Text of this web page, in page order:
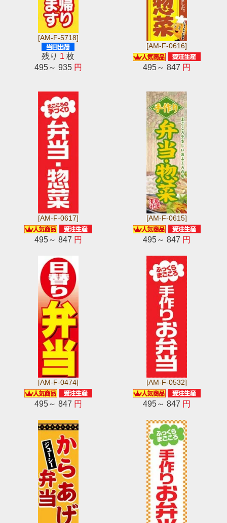
[AM-F-5718]
残り 1 枚
495～ 935 円
[AM-F-0616]
495～ 847 円
[AM-F-0617]
495～ 847 円
[AM-F-0615]
495～ 847 円
[AM-F-0474]
495～ 847 円
[AM-F-0532]
495～ 847 円